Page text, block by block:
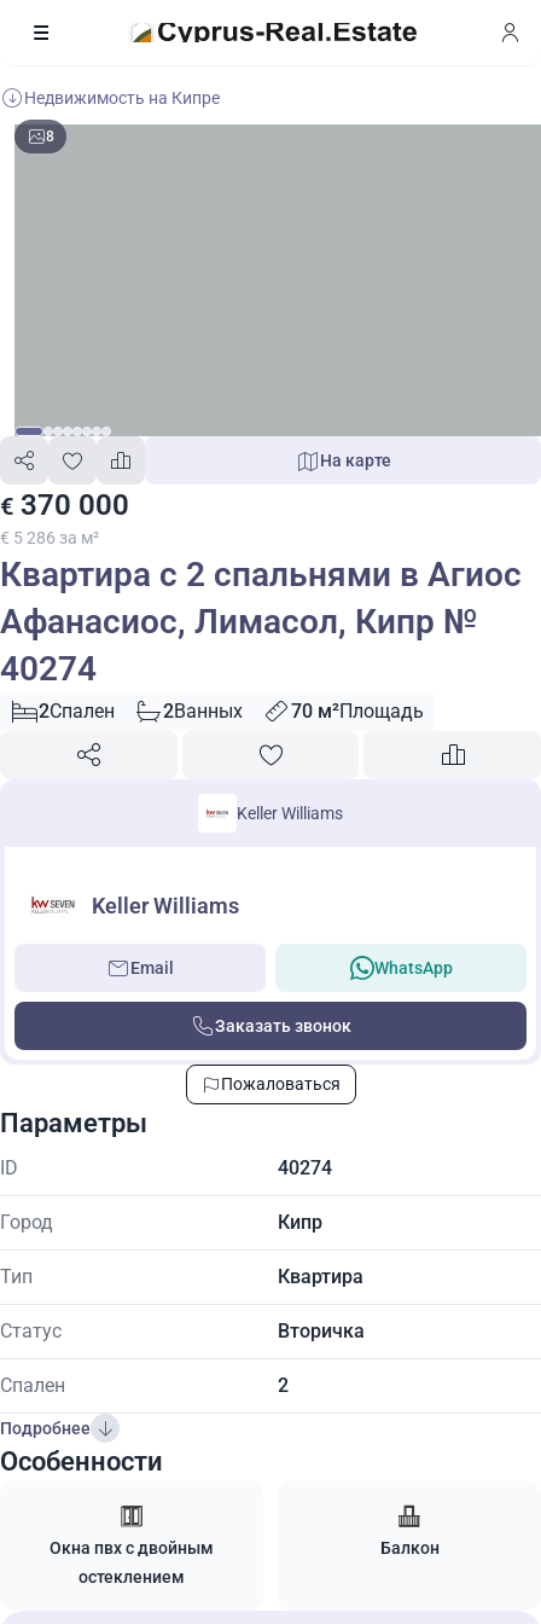
Недвижимость на Кипре
8
€ 370 000
€ 5 286 за м²
На карте
Квартира с 2 спальнями в Агиос
Афанасиос, Лимасол, Кипр №
40274
2Спален 2Ванных 70 м²Площадь
Keller Williams
Keller Williams
Email WhatsApp
Заказать звонок
Пожаловаться
Параметры
ID 40274
Город Кипр
Тип Квартира
Статус Вторичка
Спален 2
Подробнее
Особенности
Окна пвх с двойным
остеклением
Балкон